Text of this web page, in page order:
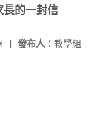
長的一封信
發布人： 教學組
|